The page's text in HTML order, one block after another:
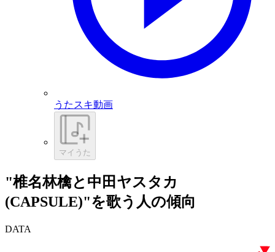
うたスキ動画
マイうた
"椎名林檎と中田ヤスタカ
(CAPSULE)"を歌う人の傾向
DATA